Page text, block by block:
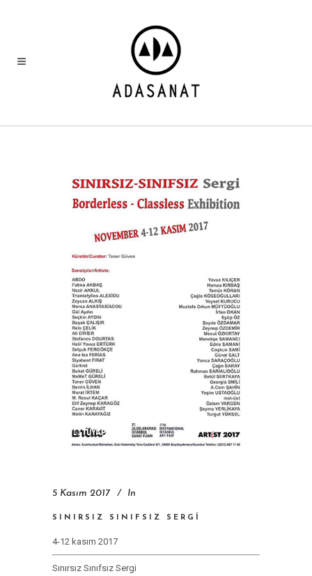
5 Kasım 2017 In
SINIRSIZ SINIFSIZ SERGI
4-12 kasım 2017
Sınırsız Sınıfsız Sergi